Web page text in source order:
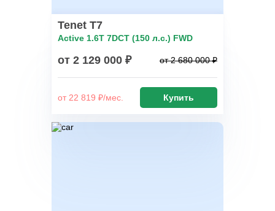
Tenet T7
Active 1.6T 7DCT (150 л.с.) FWD
от 2 129 000 ₽ от 2 680 000 ₽
от 22 819 ₽/мес. Купить